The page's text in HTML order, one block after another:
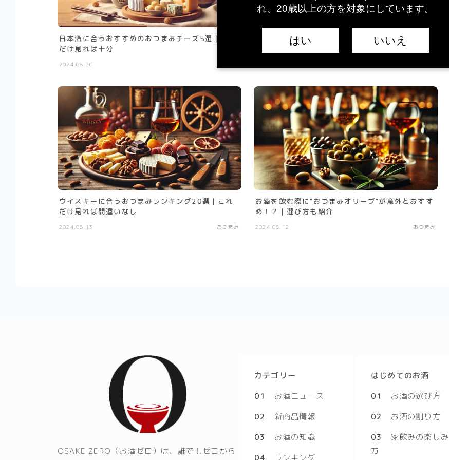
日本酒に合うおすすめのおつまみチーズ5選｜これ
だけ見れば十分
2024.08.26
お酒を飲む際におすすめの"おつまみチーズ"10選を
紹介｜理由や選び方
ウイスキーに合うおつまみランキング20選｜これ
だけ見れば間違いなし
2024.08.13 おつまみ
お酒を飲む際に"おつまみオリーブ"が意外とおすす
め！？｜選び方も紹介
2024.08.12 おつまみ
OSAKE ZERO（お酒ゼロ）は、誰でもゼロから
カテゴリー
01
お酒ニュース
02
新商品情報
03
お酒の知識
04
ランキング
はじめてのお酒
01
お酒の選び方
02
お酒の割り方
03
家飲みの楽しみ
方
れ、20歳以上の方を対象にしています。
はい いいえ